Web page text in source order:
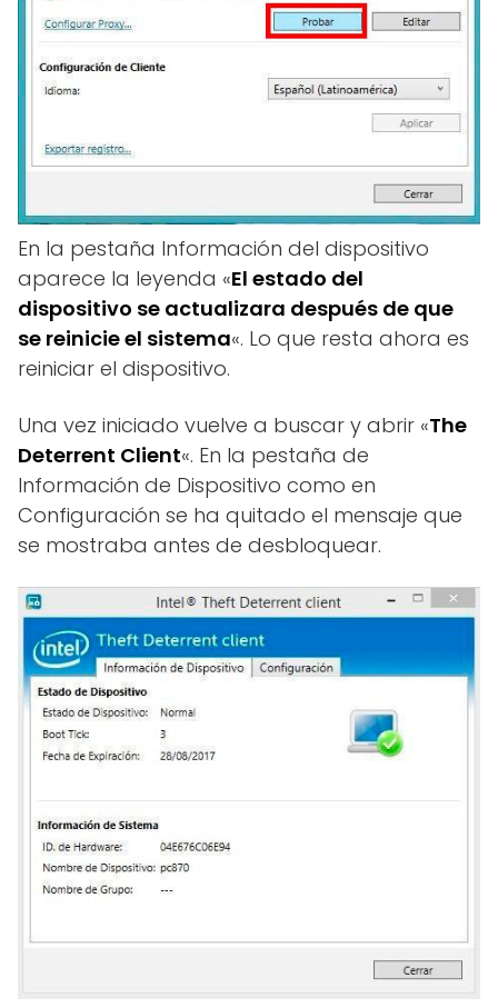
En la pestaña Información del dispositivo
aparece la leyenda «El estado del
dispositivo se actualizara después de que
se reinicie el sistema«. Lo que resta ahora es
reiniciar el dispositivo.
Una vez iniciado vuelve a buscar y abrir «The
Deterrent Client«. En la pestaña de
Información de Dispositivo como en
Configuración se ha quitado el mensaje que
se mostraba antes de desbloquear.